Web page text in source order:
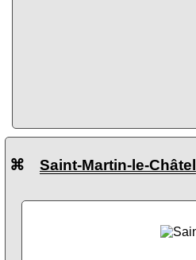
⌘ Saint-Martin-le-Châtel